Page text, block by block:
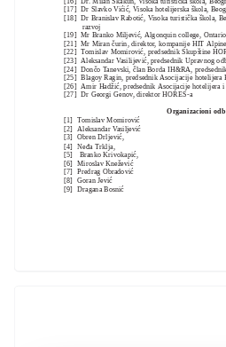
[17] Dr Slavko Vićić, Visoka hotelijerska škola,
[18] Dr Branislav Rabotić, Visoka turistička škola,
razvoj
[19] Mr Branko Miljević, Algonquin college,
[21] Mr Miran čurin, direktor, kompanije HIT
[22] Tomislav Momirović, predsednik Skupštine
[23] Aleksandar Vasilijević, predsednik Upravnog
[24] Dončo Tanevski, član Borda IH&RA,
[25] Blagoy Ragin, predsednik Asocijacije hotelijera
[26] Amir Hadžić, predsednik Asocijacije hotelijera i
[27] Dr Georgi Genov, direktor HORES-a
Organizacioni
[1] Tomislav Momirović
[2] Aleksandar Vasiljević
[3] Obren Drljević,
[4] Neđa Trklja,
[5] Branko Krivokapić,
[6] Miroslav Knežević
[7] Predrag Obradović
[8] Goran Jević
[9] Dragana Bosnić